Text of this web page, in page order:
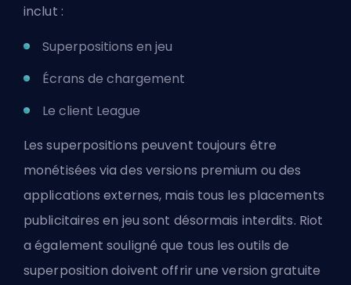
inclut :
Superpositions en jeu
Écrans de chargement
Le client League
Les superpositions peuvent toujours être
monétisées via des versions premium ou des
applications externes, mais tous les placements
publicitaires en jeu sont désormais interdits. Riot
a également souligné que tous les outils de
superposition doivent offrir une version gratuite